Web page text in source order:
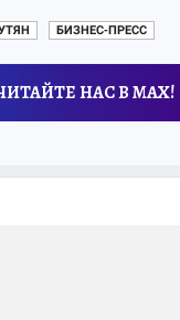
БИЗНЕС-ПРЕСС
НАС В МАХ!